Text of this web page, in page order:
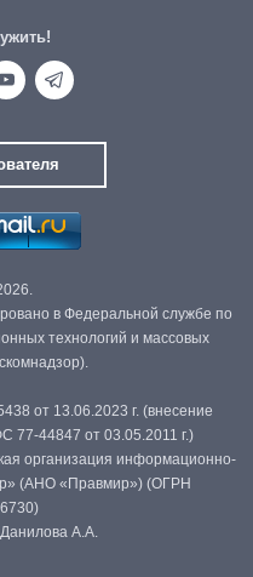
в Федеральной службе по
технологий и массовых
от 13.06.2023 г. (внесение
77-44847 от 03.05.2011 г.)
организация информационно-
(АНО «Правмир») (ОГРН
А.А.